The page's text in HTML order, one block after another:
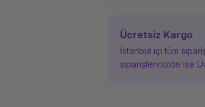
Ücretsiz Kargo
İstanbul içi tüm
siparişlerinizde ise